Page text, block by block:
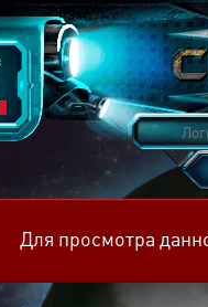
Для просмотра